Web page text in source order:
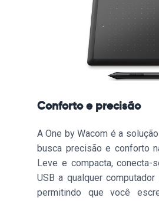
Conforto e precisão
A One by Wacom é a
busca precisão e conforto
Leve e compacta, conecta-
USB a qualquer computador
permitindo que você